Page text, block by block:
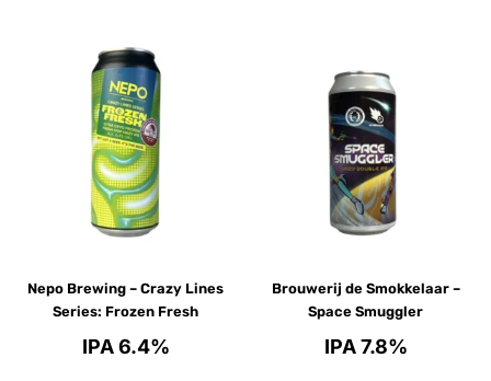
Nepo Brewing – Crazy Lines
Series: Frozen Fresh
IPA 6.4%
Brouwerij de Smokkelaar –
Space Smuggler
IPA 7.8%